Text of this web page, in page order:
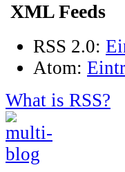
XML Feeds
RSS 2.0:
Atom:
What is RSS?